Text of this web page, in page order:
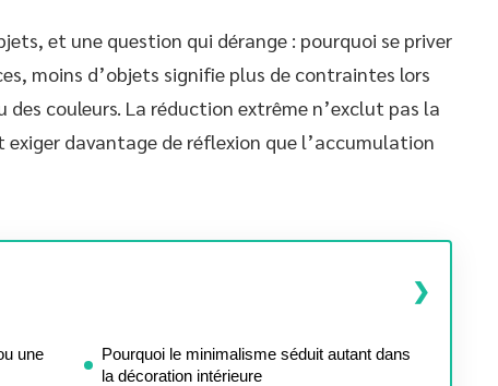
et une question qui dérange : pourquoi se priver
moins d’objets signifie plus de contraintes lors
des couleurs. La réduction extrême n’exclut pas la
davantage de réflexion que l’accumulation
une
Pourquoi le minimalisme séduit autant dans
la décoration intérieure